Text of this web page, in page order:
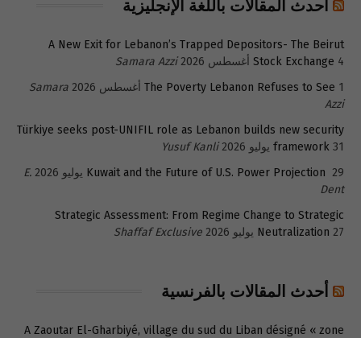
أحدث المقالات باللغة الإنجليزية
A New Exit for Lebanon’s Trapped Depositors- The Beirut
Stock Exchange 4 أغسطس 2026
Samara Azzi
The Poverty Lebanon Refuses to See 1 أغسطس 2026
Samara
Azzi
Türkiye seeks post-UNIFIL role as Lebanon builds new security
framework 31 يوليو 2026
Yusuf Kanli
Kuwait and the Future of U.S. Power Projection 29 يوليو 2026
E.
Dent
Strategic Assessment: From Regime Change to Strategic
Neutralization 27 يوليو 2026 Shaffaf Exclusive
أحدث المقالات بالفرنسية
A Zaoutar El-Gharbiyé, village du sud du Liban désigné « zone